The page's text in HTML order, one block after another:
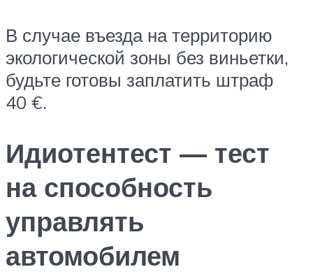
В случае въезда на территорию
экологической зоны без виньетки,
будьте готовы заплатить штраф
40 €.
Идиотентест — тест
на способность
управлять
автомобилем